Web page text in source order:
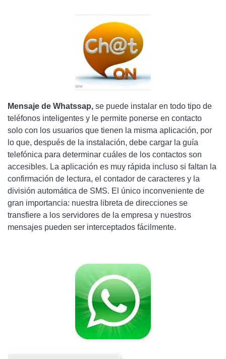
Mensaje de Whatssap, se puede instalar en todo tipo de
teléfonos inteligentes y le permite ponerse en contacto
solo con los usuarios que tienen la misma aplicación, por
lo que, después de la instalación, debe cargar la guía
telefónica para determinar cuáles de los contactos son
accesibles. La aplicación es muy rápida incluso si faltan la
confirmación de lectura, el contador de caracteres y la
división automática de SMS. El único inconveniente de
gran importancia: nuestra libreta de direcciones se
transfiere a los servidores de la empresa y nuestros
mensajes pueden ser interceptados fácilmente.